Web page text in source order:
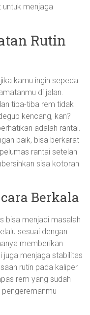
menjaga
Rutin
kamu ingin sepeda
di jalan.
tiba-tiba rem tidak
kencang, kan?
adalah rantai.
baik, bisa berkarat
rantai setelah
sisa kotoran
Berkala
bisa menjadi masalah
sesuai dengan
memberikan
juga menjaga stabilitas
rutin pada kaliper
rem yang sudah